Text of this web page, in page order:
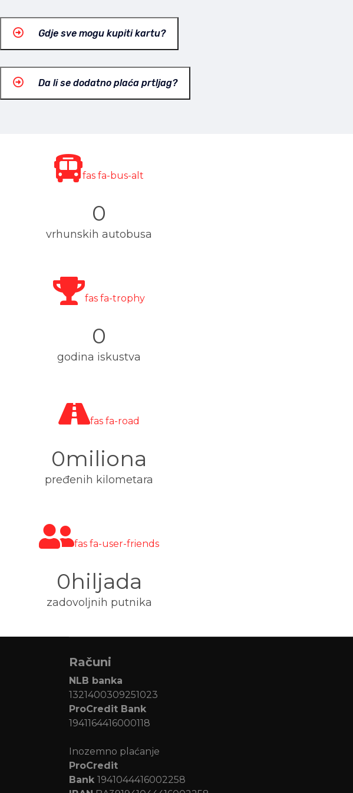
Gdje sve mogu kupiti kartu?
Da li se dodatno plaća prtljag?
fas fa-bus-alt
0
vrhunskih autobusa
fas fa-trophy
0
godina iskustva
fas fa-road
0
pređenih kilometara
fas fa-user-friends
0
zadovoljnih putnika
Računi
NLB banka
1321400309251023
ProCredit Bank
1941164416000118
Inozemno plaćanje
ProCredit
Bank 1941044416002258